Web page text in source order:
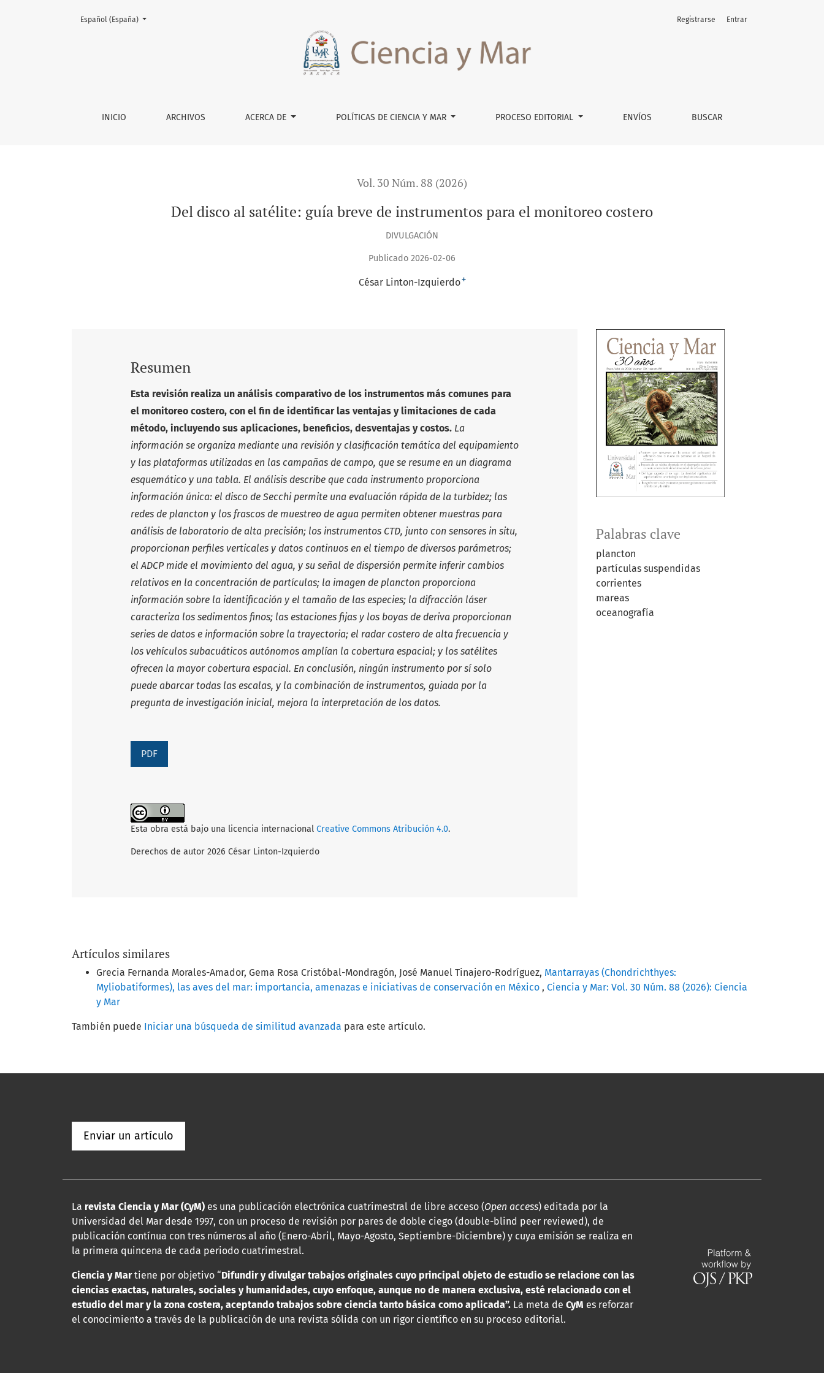
Del disco al satélite: guía breve de instrumentos para el monitoreo costero
INICIO ARCHIVOS ACERCA DE POLÍTICAS DE CIENCIA Y MAR PROCESO EDITORIAL ENVÍOS BUSCAR
Registrarse Entrar
Cambiar el idioma. El actual es:
Español (España)
Vol. 30 Núm. 88 (2026)
Del disco al satélite: guía breve de instrumentos para el monitoreo costero
DIVULGACIÓN
Publicado 2026-02-06
César Linton-Izquierdo+
Palabras clave
plancton
partículas suspendidas
corrientes
mareas
oceanografía
Resumen
Esta revisión realiza un análisis comparativo de los instrumentos más comunes para
el monitoreo costero, con el fin de identificar las ventajas y limitaciones de cada
método, incluyendo sus aplicaciones, beneficios, desventajas y costos. La
información se organiza mediante una revisión y clasificación temática del equipamiento
y las plataformas utilizadas en las campañas de campo, que se resume en un diagrama
esquemático y una tabla. El análisis describe que cada instrumento proporciona
información única: el disco de Secchi permite una evaluación rápida de la turbidez; las
redes de plancton y los frascos de muestreo de agua permiten obtener muestras para
análisis de laboratorio de alta precisión; los instrumentos CTD, junto con sensores in situ,
proporcionan perfiles verticales y datos continuos en el tiempo de diversos parámetros;
el ADCP mide el movimiento del agua, y su señal de dispersión permite inferir cambios
relativos en la concentración de partículas; la imagen de plancton proporciona
información sobre la identificación y el tamaño de las especies; la difracción láser
caracteriza los sedimentos finos; las estaciones fijas y los boyas de deriva proporcionan
series de datos e información sobre la trayectoria; el radar costero de alta frecuencia y
los vehículos subacuáticos autónomos amplían la cobertura espacial; y los satélites
ofrecen la mayorcobertura espacial. En conclusión, ningún instrumento porsí solo
puede abarcar todas las escalas, y la combinación de instrumentos, guiada por la
pregunta de investigación inicial, mejora la interpretación de los datos.
PDF
Esta obra está bajo una licencia internacional Creative Commons Atribución 4.0.
Derechos de autor 2026 César Linton-Izquierdo
Artículos similares
Grecia Fernanda Morales-Amador, Gema Rosa Cristóbal-Mondragón, José Manuel Tinajero-Rodríguez, Mantarrayas (Chondrichthyes:
Myliobatiformes), las aves del mar: importancia, amenazas e iniciativas de conservación en México , Ciencia y Mar: Vol. 30 Núm. 88 (2026): Ciencia
y Mar
También puede Iniciar una búsqueda de similitud avanzada para este artículo.
Enviar un artículo
La revista Ciencia y Mar (CyM) es una publicación electrónica cuatrimestral de libre acceso (Open access) editada por la
Universidad del Mar desde 1997, con un proceso de revisión por pares de doble ciego (double-blind peer reviewed), de
publicación contínua con tres números al año (Enero-Abril, Mayo-Agosto, Septiembre-Diciembre) y cuya emisión se realiza en
la primera quincena de cada periodo cuatrimestral.
Ciencia y Martiene por objetivo “Difundir y divulgar trabajos originales cuyo principal objeto de estudio se relacione con las
ciencias exactas, naturales, sociales y humanidades, cuyo enfoque, aunque no de manera exclusiva, esté relacionado con el
estudio del mar y la zona costera, aceptando trabajos sobre ciencia tanto básica como aplicada”. La meta de CyM es reforzar
el conocimiento a través de la publicación de una revista sólida con un rigor científico en su proceso editorial.